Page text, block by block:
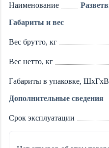
Наименование
Габариты и вес
Вес брутто, кг
Вес нетто, кг
Габариты в упаковке,
Дополнительные сведения
Срок эксплуатации